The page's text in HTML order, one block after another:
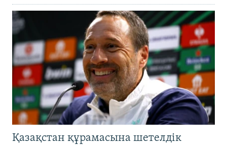
Қазақстан құрамасына шетелдік